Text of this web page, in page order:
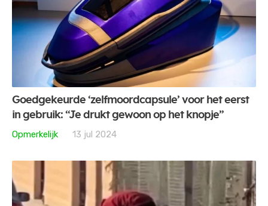
Goedgekeurde ‘zelfmoordcapsule’ voor het eerst
in gebruik: “Je drukt gewoon op het knopje”
Opmerkelijk
13 jul 2024